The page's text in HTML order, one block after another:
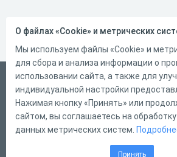
Русский
Справка
Форма обратной связи
О файлах «Cookie» и метрических
Мы используем файлы «Cookie» и
для сбора и анализа информации о
использовании сайта, а также для
индивидуальной настройки
Нажимая кнопку «Принять» или
сайтом, вы соглашаетесь на
данных метрических систем.
Принять